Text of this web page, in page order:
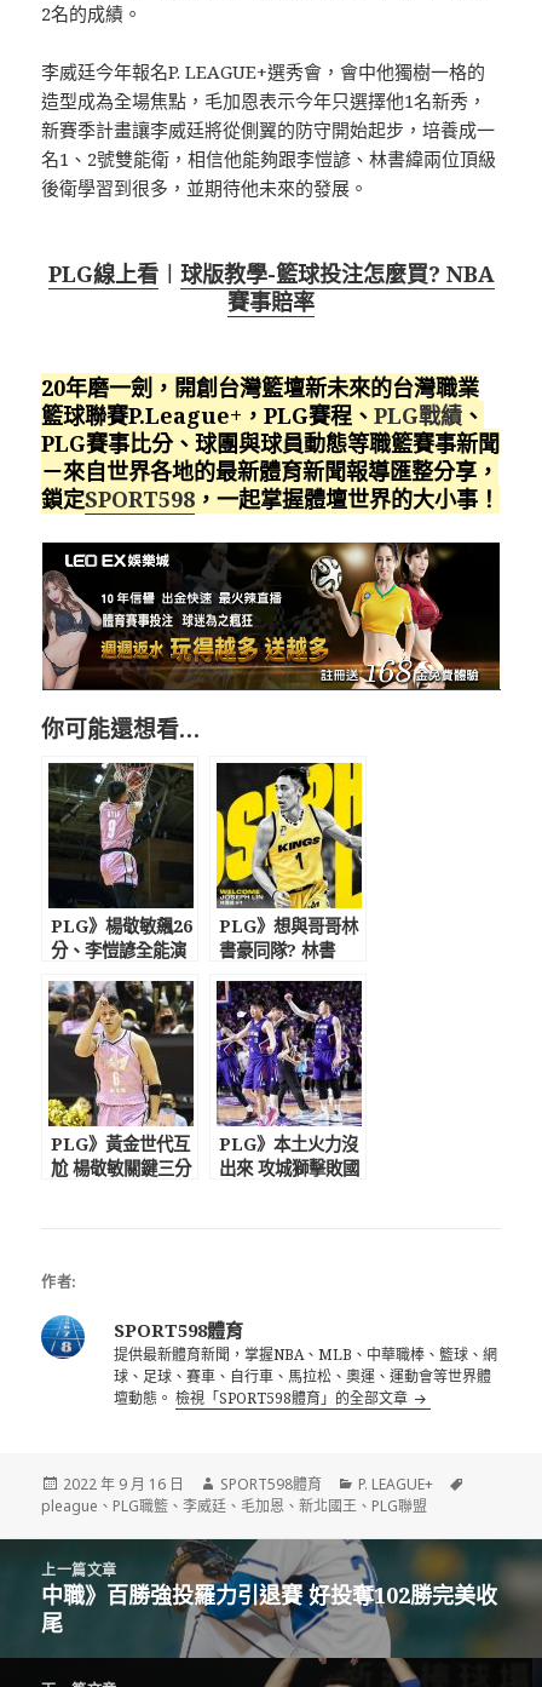
2名的成績。
李威廷今年報名P. LEAGUE+選秀會，會中他獨樹一格的
造型成為全場焦點，毛加恩表示今年只選擇他1名新秀，
新賽季計畫讓李威廷將從側翼的防守開始起步，培養成一
名1、2號雙能衛，相信他能夠跟李愷諺、林書緯兩位頂級
後衛學習到很多，並期待他未來的發展。
PLG線上看︱ 球版教學-籃球投注怎麼買? NBA
賽事賠率
20年磨一劍，開創台灣籃壇新未來的台灣職業
籃球聯賽P.League+，PLG賽程、PLG戰績 、
PLG賽事比分、球團與球員動態等職籃賽事新聞
－來自世界各地的最新體育新聞報導匯整分享，
鎖定SPORT598 ，一起掌握體壇世界的大小事！
你可能還想看…
PLG》楊敬敏飆26
分、李愷諺全能演
PLG》想與哥哥林
書豪同隊? 林書
PLG》黃金世代互
尬 楊敬敏關鍵三分
PLG》本土火力沒
出來 攻城獅擊敗國
作者:
SPORT598體育
提供最新體育新聞，掌握NBA、MLB、中華職棒、籃球、網
球、足球、賽車、自行車、馬拉松、奧運、運動會等世界體
壇動態。檢視「SPORT598體育」的全部文章
發
佈
2022 年 9 月 16 日
作
者
SPORT598體育
分
類
P. LEAGUE+
pleague 、 PLG職籃 、李威廷 、毛加恩 、新北國王 、 PLG聯盟
上一篇文章
上
一
篇
中職》百勝強投羅力引退賽 好投奪102勝完美收
尾